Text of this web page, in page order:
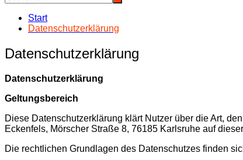
Start
Datenschutzerklärung
Datenschutzerklärung
Datenschutzerklärung
Geltungsbereich
Diese Datenschutzerklärung klärt Nutzer über die Art,
Eckenfels, Mörscher Straße 8, 76185 Karlsruhe auf
Die rechtlichen Grundlagen des Datenschutzes finden